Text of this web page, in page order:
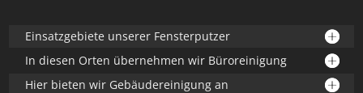
Einsatzgebiete unserer Fensterputzer
In diesen Orten übernehmen wir Büroreinigung
Hier bieten wir Gebäudereinigung an